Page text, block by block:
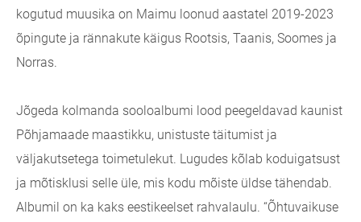
kogutud muusika on Maimu loonud aastatel 2019-2023
õpingute ja rännakute käigus Rootsis, Taanis, Soomes ja
Norras.
Jõgeda kolmanda sooloalbumi lood peegeldavad kaunist
Põhjamaade maastikku, unistuste täitumist ja
väljakutsetega toimetulekut. Lugudes kõlab koduigatsust
ja mõtisklusi selle üle, mis kodu mõiste üldse tähendab.
Albumil on ka kaks eestikeelset rahvalaulu. “Õhtuvaikuse